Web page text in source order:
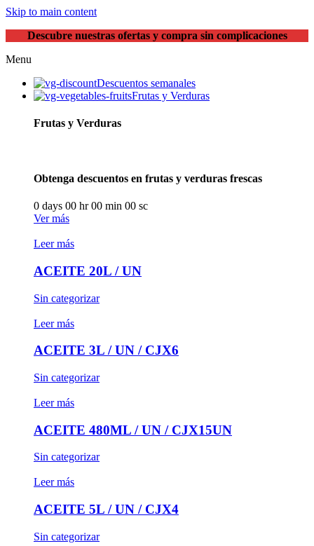
Skip to main content
Descubre nuestras ofertas y compra sin complicaciones
Menu
Descuentos semanales
Frutas y Verduras
Frutas y Verduras
Obtenga descuentos en frutas y verduras frescas
0 days 00 hr00 min 00 sc
Ver más
Leer más
ACEITE 20L / UN
Sin categorizar
Leer más
ACEITE 3L / UN / CJX6
Sin categorizar
Leer más
ACEITE 480ML / UN / CJX15UN
Sin categorizar
Leer más
ACEITE 5L / UN / CJX4
Sin categorizar